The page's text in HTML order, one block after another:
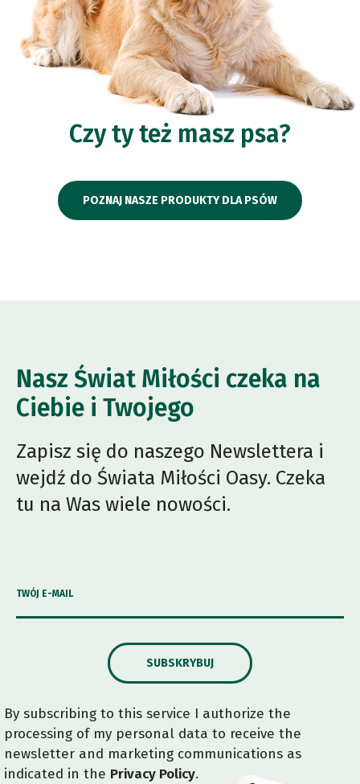
Czy ty też masz psa?
POZNAJ NASZE PRODUKTY DLA PSÓW
Nasz Świat Miłości czeka na
Ciebie i Twojego
Zapisz się do naszego Newslettera i
wejdź do Świata Miłości Oasy. Czeka
tu na Was wiele nowości.
TWÓJ E-MAIL
SUBSKRYBUJ
By subscribing to this service I authorize the
processing of my personal data to receive the
newsletter and marketing communications as
indicated in the Privacy Policy.